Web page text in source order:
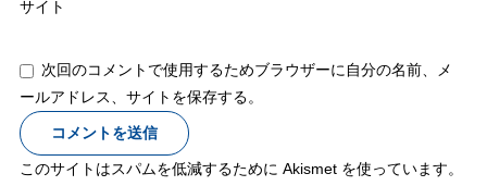
サイト
次回のコメントで使用するためブラウザーに自分の名前、メ
ールアドレス、サイトを保存する。
このサイトはスパムを低減するために Akismet を使っています。